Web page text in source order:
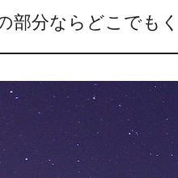
部分ならどこでも